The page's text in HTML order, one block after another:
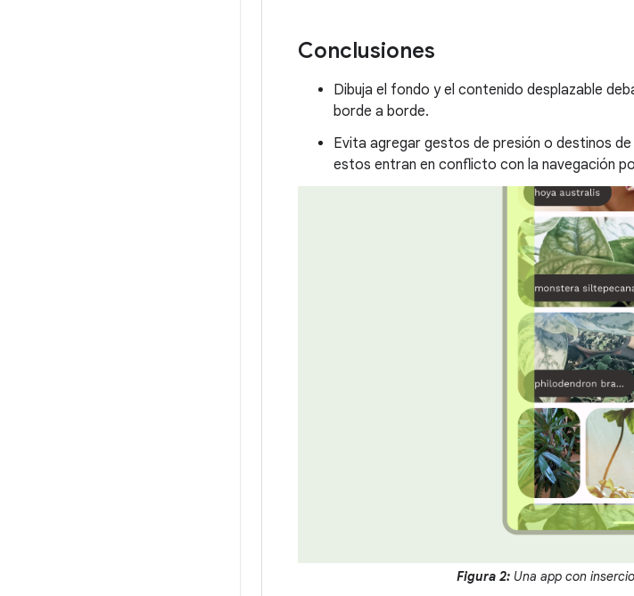
Conclusiones
Dibuja el fondo y el contenido desplazable
borde a borde.
Evita agregar gestos de presión o destinos
estos entran en conflicto con la navegación
Figura 2: Una app con